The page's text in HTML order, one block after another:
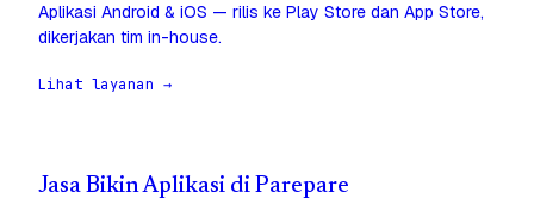
Aplikasi Android & iOS — rilis ke Play Store dan App Store,
dikerjakan tim in-house.
Lihat layanan →
Jasa Bikin Aplikasi di Parepare